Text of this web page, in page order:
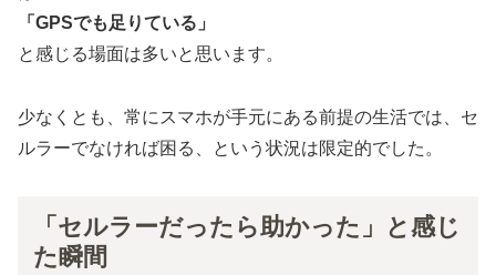
「GPSでも足りている」
と感じる場面は多いと思います。
少なくとも、常にスマホが手元にある前提の生活では、セ
ルラーでなければ困る、という状況は限定的でした。
「セルラーだったら助かった」と感じ
た瞬間